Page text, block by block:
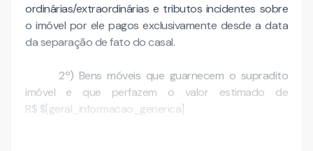
ordinárias/extraordinárias e tributos incidentes sobre
o imóvel por ele pagos exclusivamente desde a data
da separação de fato do casal.
2º) Bens móveis que guarnecem o supradito
imóvel e que perfazem o valor estimado de
R$ $[geral_informacao_generica].